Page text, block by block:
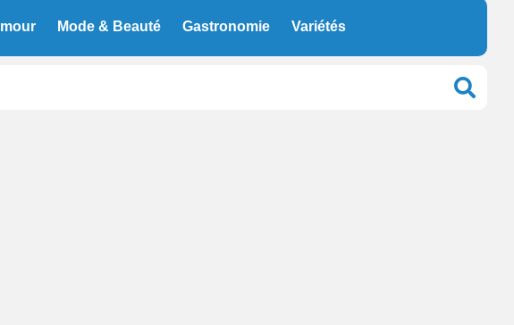
Mode & Beauté Gastronomie Variétés